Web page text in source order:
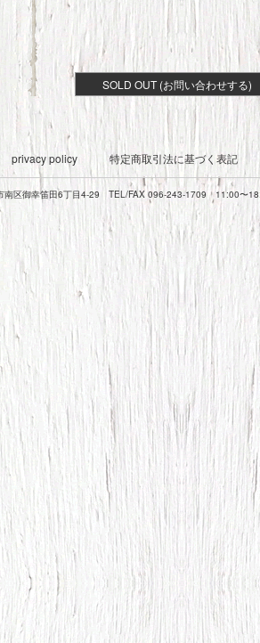
SOLD OUT (お問い合わせする)
privacy policy 特定商取引法に基づく表記
南区御幸笛田6丁目4-29 TEL/FAX 096-243-1709 11:00〜